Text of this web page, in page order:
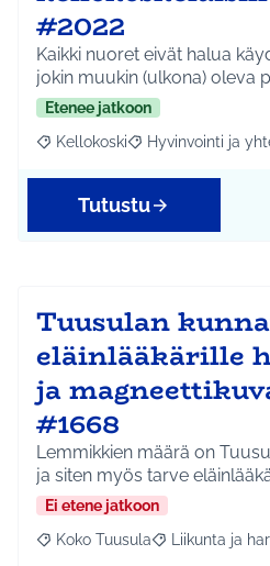
#2022
Kaikki nuoret eivät halua
jokin muukin (ulkona) oleva
Etenee jatkoon
Rajaa tulokset aihepiirin
Kellokoski Rajaa tulokset
Hyvinvointi ja
Tutustu
Tuusulan
eläinlääkärille
ja
#1668
Lemmikkien määrä on
Ei etene jatkoon
Rajaa tulokset aihepiirin
Koko Tuusula Rajaa tulokset
Liikunta ja